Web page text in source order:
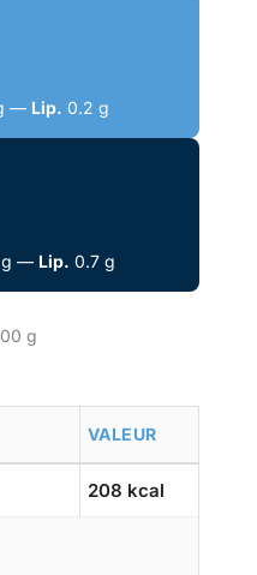
— Lip. 0.2 g
g — Lip. 0.7 g
g
VALEUR
208 kcal